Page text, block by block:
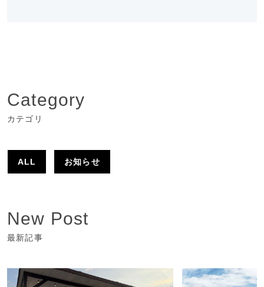
Category
カテゴリ
ALL お知らせ
New Post
最新記事